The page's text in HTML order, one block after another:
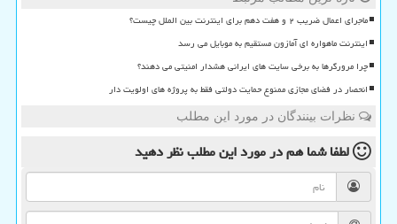
ماجرای اعمال ضریب ۲ و هفت دهم برای اینترنت بین الملل چیست؟
اینترنت ماهواره ای آمازون مستقیم به موبایل می رسد
چرا مرورگرها به برخی سایت های ایرانی هشدار امنیتی می دهند؟
انحصار در فضای مجازی ممنوع حمایت دولتی فقط به پروژه های اولویت دار
نظرات بینندگان در مورد این مطلب
لطفا شما همدر مورد این مطلبنظر دهید